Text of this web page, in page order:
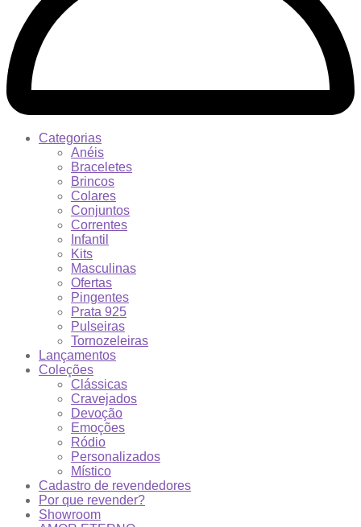
Categorias
Anéis
Braceletes
Brincos
Colares
Conjuntos
Correntes
Infantil
Kits
Masculinas
Ofertas
Pingentes
Prata 925
Pulseiras
Tornozeleiras
Lançamentos
Coleções
Clássicas
Cravejados
Devoção
Emoções
Ródio
Personalizados
Místico
Cadastro de revendedores
Por que revender?
Showroom